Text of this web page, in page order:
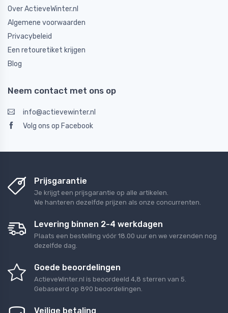
Over ActieveWinter.nl
Algemene voorwaarden
Privacybeleid
Een retouretiket krijgen
Blog
Neem contact met ons op
info@actievewinter.nl
Volg ons op Facebook
Prijsgarantie
Je krijgt een prijsgarantie op alle artikelen.
We hanteren dezelfde prijzen als onze concurrenten.
Levering binnen 2-4 werkdagen
Plaats een bestelling vóór 18.00 uur en we verzenden nog
dezelfde dag.
Goede beoordelingen
ActieveWinter.nl is beoordeeld 4,8 sterren van 5
Gebaseerd op 890 beoordelingen.
Veilige betaling